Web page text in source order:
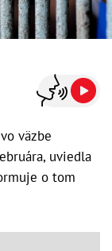
väzbe
uviedla
o tom